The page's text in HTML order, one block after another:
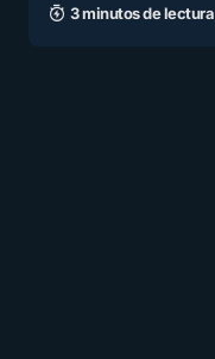
3 minutos de lectura